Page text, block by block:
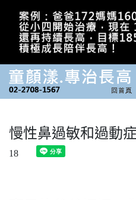
慢性鼻過敏和過動
18